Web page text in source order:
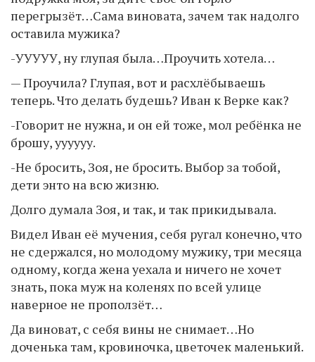
перегрызёт…Сама виновата, зачем так надолго
оставила мужика?
-УУУУУ, ну глупая была…Проучить хотела…
— Проучила? Глупая, вот и расхлёбываешь
теперь. Что делать будешь? Иван к Верке как?
-Говорит не нужна, и он ей тоже, мол ребёнка не
брошу, уууууу.
-Не бросить, Зоя, не бросить. Выбор за тобой,
дети энто на всю жизню.
Долго думала Зоя, и так, и так прикидывала.
Видел Иван её мучения, себя ругал конечно, что
не сдержался, но молодому мужику, три месяца
одному, когда жена уехала и ничего не хочет
знать, пока муж на коленях по всей улице
наверное не проползёт…
Да виноват, с себя вины не снимает…Но
доченька там, кровиночка, цветочек маленький.